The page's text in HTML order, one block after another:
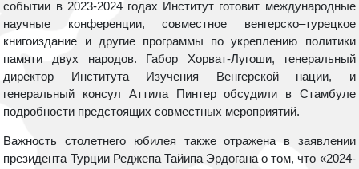
событии в 2023-2024 годах Институт готовит международные
научные конференции, совместное венгерско–турецкое
книгоиздание и другие программы по укреплению политики
памяти двух народов. Габор Хорват-Лугоши, генеральный
директор Института Изучения Венгерской нации, и
генеральный консул Аттила Пинтер обсудили в Стамбуле
подробности предстоящих совместных мероприятий.
Важность столетнего юбилея также отражена в заявлении
президента Турции Реджепа Тайипа Эрдогана о том, что «2024-